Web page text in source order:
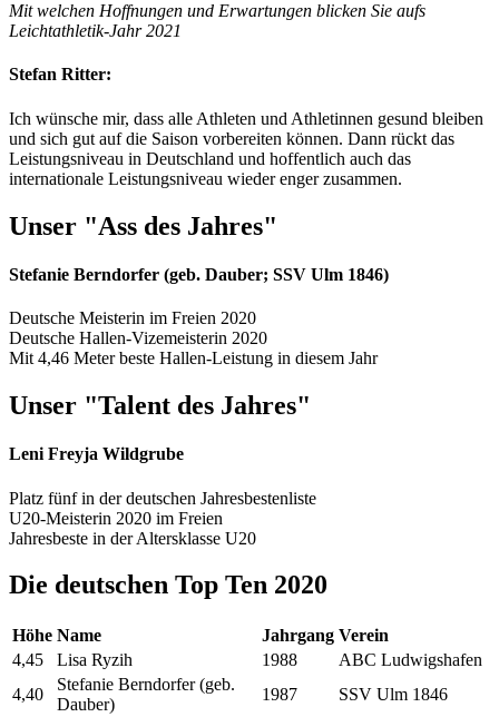
Mit welchen Hoffnungen und Erwartungen blicken Sie aufs
Leichtathletik-Jahr 2021
Stefan Ritter:
Ich wünsche mir, dass alle Athleten und Athletinnen gesund bleiben
und sich gut auf die Saison vorbereiten können. Dann rückt das
Leistungsniveau in Deutschland und hoffentlich auch das
internationale Leistungsniveau wieder enger zusammen.
Unser "Ass des Jahres"
Stefanie Berndorfer (geb. Dauber; SSV Ulm 1846)
Deutsche Meisterin im Freien 2020
Deutsche Hallen-Vizemeisterin 2020
Mit 4,46 Meter beste Hallen-Leistung in diesem Jahr
Unser "Talent des Jahres"
Leni Freyja Wildgrube
Platz fünf in der deutschen Jahresbestenliste
U20-Meisterin 2020 im Freien
Jahresbeste in der Altersklasse U20
Die deutschen Top Ten 2020
Höhe Name Jahrgang Verein
4,45
Lisa Ryzih 1988
ABC Ludwigshafen
4,40
Stefanie Berndorfer (geb.
Dauber)
1987 SSV Ulm 1846